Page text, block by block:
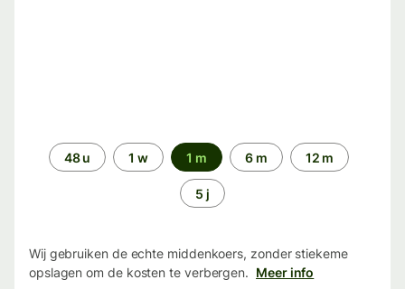
Periode48 u 1 w 1 m 6 m 12 m
5 j
Wij gebruiken de echte middenkoers, zonder stiekeme
opslagen om de kosten te verbergen. Meer info